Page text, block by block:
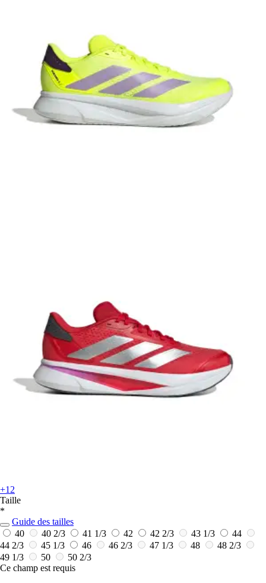
+12
Taille
*
Guide des tailles
40
40 2/3 41 1/3 42 42 2/3 43 1/3
44
44 2/3
45 1/3 46 46 2/3 47 1/3 48
48 2/3
49 1/3
50
50 2/3
Ce champ est requis